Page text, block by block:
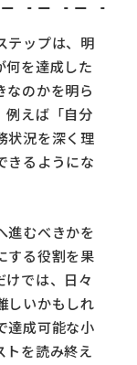
テップは、明
何を達成した
なのかを明ら
例えば「自分
状況を深く理
きるようにな
進むべきかを
する役割を果
けでは、日々
しいかもしれ
達成可能な小
トを読み終え